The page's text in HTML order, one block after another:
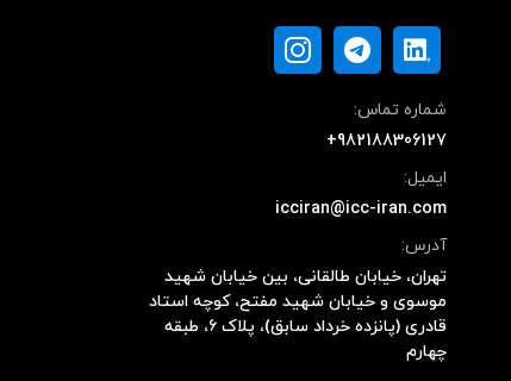
شماره تماس:
+982188306127
ایمیل:
icciran@icc-iran.com
آدرس:
تهران، خیابان طالقانی، بین خیابان شهید
موسوی و خیابان شهید مفتح، کوچه استاد
قادری (پانزده خرداد سابق)، پلاک ۶، طبقه
چهارم